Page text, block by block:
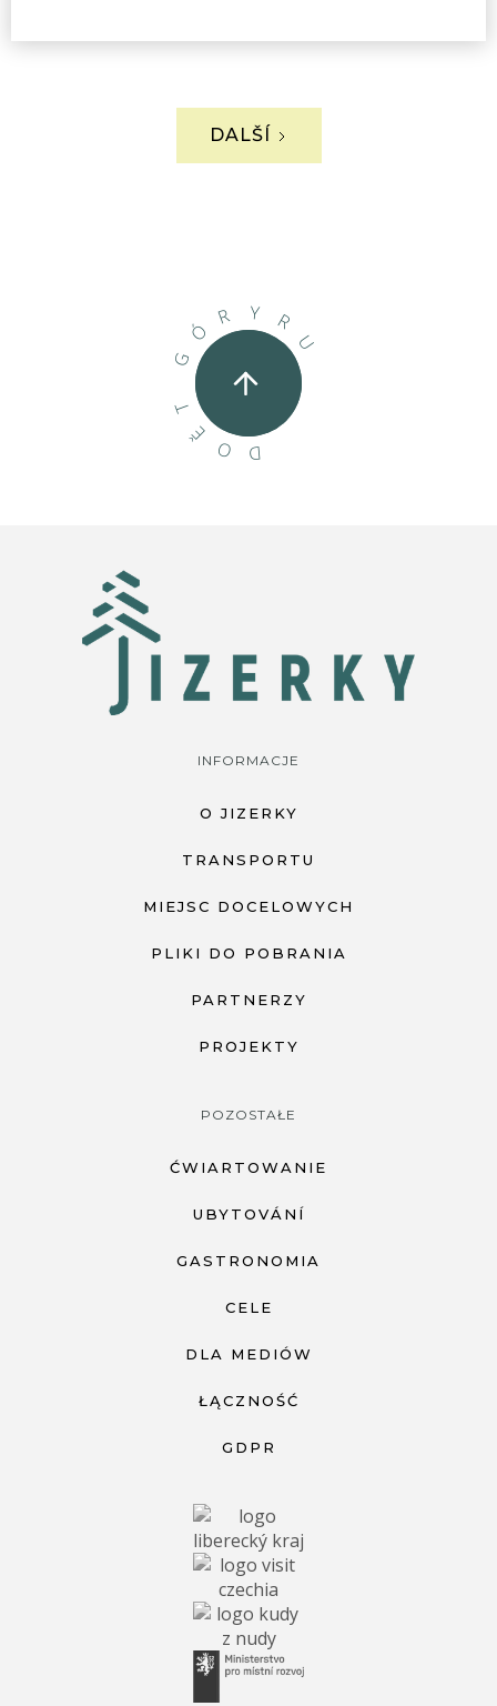
DALŠÍ
D
O
Ě
T
G
Ó
R Y R
U
INFORMACJE
O JIZERKY
TRANSPORTU
MIEJSC DOCELOWYCH
PLIKI DO POBRANIA
PARTNERZY
PROJEKTY
POZOSTAŁE
ĆWIARTOWANIE
UBYTOVÁNÍ
GASTRONOMIA
CELE
DLA MEDIÓW
ŁĄCZNOŚĆ
GDPR